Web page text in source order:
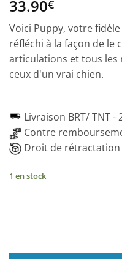
33.90€
Voici Puppy, votre
réfléchi à la façon de
articulations et tous les
ceux d'un vrai chien.
Livraison BRT/ TNT -
Contre
Droit de rétractation
1 en stock